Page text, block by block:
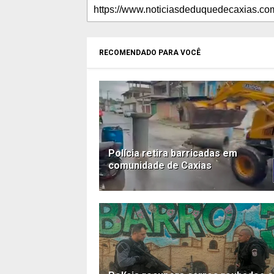
RECOMENDADO PARA VOCÊ
Polícia retira barricadas em
comunidade de Caxias